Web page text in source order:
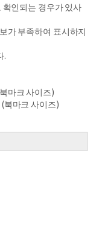
인되는 경우가 있사
가 부족하여 표시하지
.
마크 사이즈)
북마크 사이즈)